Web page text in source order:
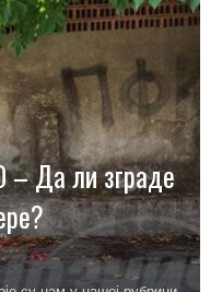
Да ли зграде